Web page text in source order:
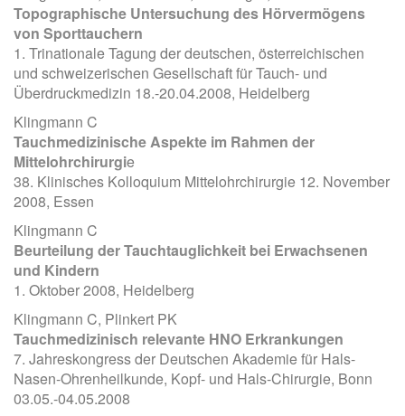
Topographische Untersuchung des Hörvermögens
von Sporttauchern
1. Trinationale Tagung der deutschen, österreichischen
und schweizerischen Gesellschaft für Tauch- und
Überdruckmedizin 18.-20.04.2008, Heidelberg
Klingmann C
Tauchmedizinische Aspekte im Rahmen der
Mittelohrchirurgie
38. Klinisches Kolloquium Mittelohrchirurgie 12. November
2008, Essen
Klingmann C
Beurteilung der Tauchtauglichkeit bei Erwachsenen
und Kindern
1. Oktober 2008, Heidelberg
Klingmann C, Plinkert PK
Tauchmedizinisch relevante HNO Erkrankungen
7. Jahreskongress der Deutschen Akademie für Hals-
Nasen-Ohrenheilkunde, Kopf- und Hals-Chirurgie, Bonn
03.05.-04.05.2008